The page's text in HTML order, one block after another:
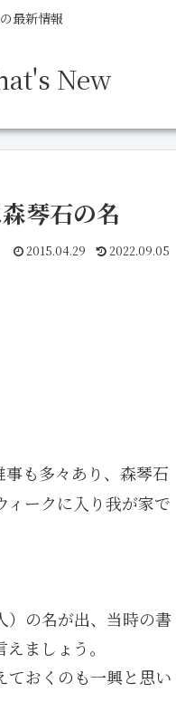
最新情報
New
琴石の名
2015.04.29 2022.09.05
も多々あり、森琴石
ークに入り我が家で
の名が出、当時の書
ましょう。
おくのも一興と思い